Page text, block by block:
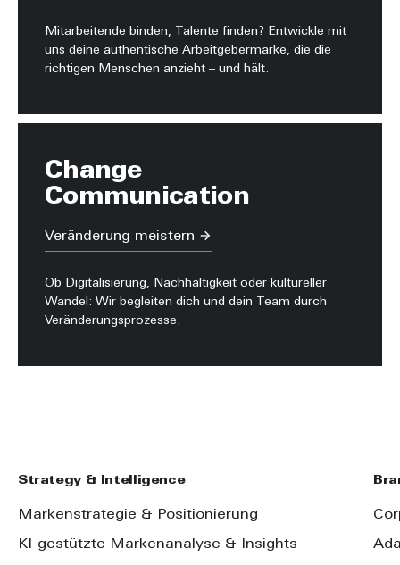
Mitarbeitende binden, Talente finden? Entwickle mit
uns deine authentische Arbeitgebermarke, die die
richtigen Menschen anzieht – und hält.
Change
Communication
Veränderung meistern
Ob Digitalisierung, Nachhaltigkeit oder kultureller
Wandel: Wir begleiten dich und dein Team durch
Veränderungsprozesse.
Strategy & Intelligence
Markenstrategie & Positionierung
KI-gestützte Markenanalyse & Insights